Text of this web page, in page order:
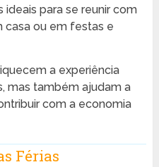
para se reunir com
casa ou em festas e
a experiência
mas também ajudam a
com a economia
Férias